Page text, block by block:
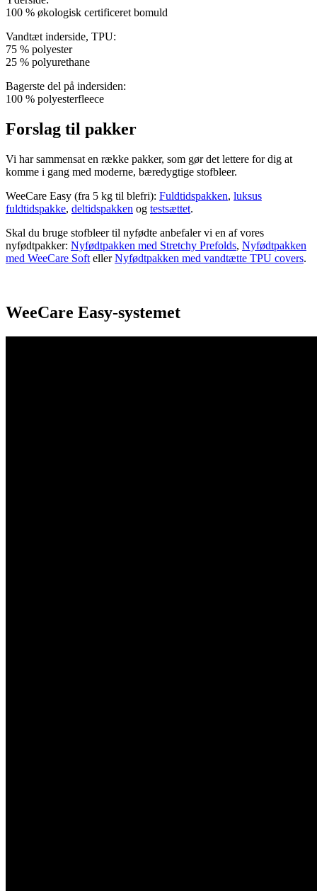
100 % økologisk certificeret bomuld
Vandtæt inderside, TPU:
75 % polyester
25 % polyurethane
Bagerste del på indersiden:
100 % polyesterfleece
Forslag til pakker
Vi har sammensat en række pakker, som gør det lettere for dig at
komme i gang med moderne, bæredygtige stofbleer.
WeeCare Easy (fra 5 kg til blefri): Fuldtidspakken, luksus
fuldtidspakke, deltidspakken og testsættet.
Skal du bruge stofbleer til nyfødte anbefaler vi en af vores
nyfødtpakker: Nyfødtpakken med Stretchy Prefolds, Nyfødtpakken
med WeeCare Soft ellerNyfødtpakken med vandtætte TPU covers.
WeeCare Easy-systemet